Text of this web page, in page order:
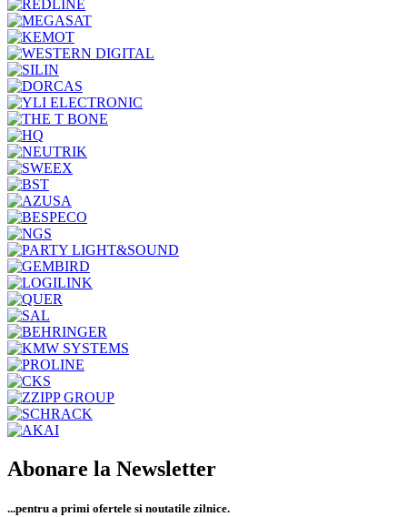
Abonare la Newsletter
...pentru a primi ofertele si noutatile zilnice.